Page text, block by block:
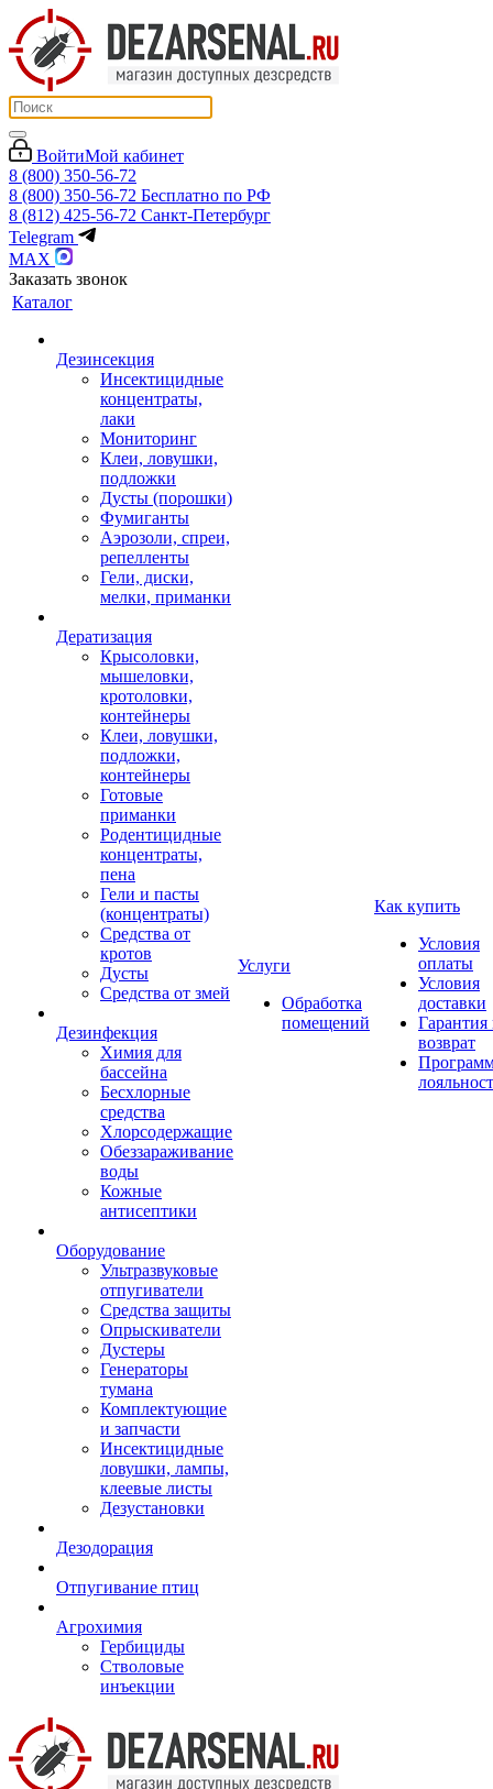
ВойтиМой кабинет
8 (800) 350-56-72
8 (800) 350-56-72 Бесплатно по РФ
8 (812) 425-56-72 Санкт-Петербург
Telegram
MAX
Заказать звонок
Каталог
Дезинсекция
Инсектицидные
концентраты,
лаки
Мониторинг
Клеи, ловушки,
подложки
Дусты (порошки)
Фумиганты
Аэрозоли, спреи,
репелленты
Гели, диски,
мелки, приманки
Дератизация
Крысоловки,
мышеловки,
кротоловки,
контейнеры
Клеи, ловушки,
подложки,
контейнеры
Готовые
приманки
Родентицидные
концентраты,
пена
Гели и пасты
(концентраты)
Средства от
кротов
Дусты
Средства от змей
Дезинфекция
Химия для
бассейна
Бесхлорные
средства
Хлорсодержащие
Обеззараживание
воды
Кожные
антисептики
Оборудование
Ультразвуковые
отпугиватели
Средства защиты
Опрыскиватели
Дустеры
Генераторы
тумана
Комплектующие
и запчасти
Инсектицидные
ловушки, лампы,
клеевые листы
Дезустановки
Дезодорация
Отпугивание птиц
Агрохимия
Гербициды
Стволовые
инъекции
Услуги
Обработка
помещений
Как купить
Условия
оплаты
Условия
доставки
Гарантия
возврат